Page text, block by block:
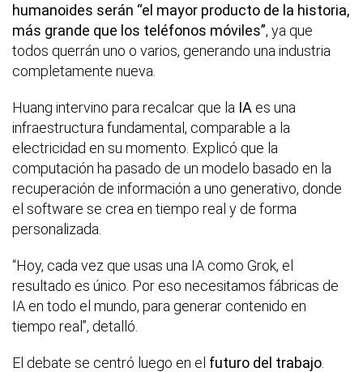
humanoides serán “el mayor producto de la historia,
más grande que los teléfonos móviles”, ya que
todos querrán uno o varios, generando una industria
completamente nueva.
Huang intervino para recalcar que la IA es una
infraestructura fundamental, comparable a la
electricidad en su momento. Explicó que la
computación ha pasado de un modelo basado en la
recuperación de información a uno generativo, donde
el software se crea en tiempo real y de forma
personalizada.
“Hoy, cada vez que usas una IA como Grok, el
resultado es único. Por eso necesitamos fábricas de
IA en todo el mundo, para generar contenido en
tiempo real”, detalló.
El debate se centró luego en el futuro del trabajo